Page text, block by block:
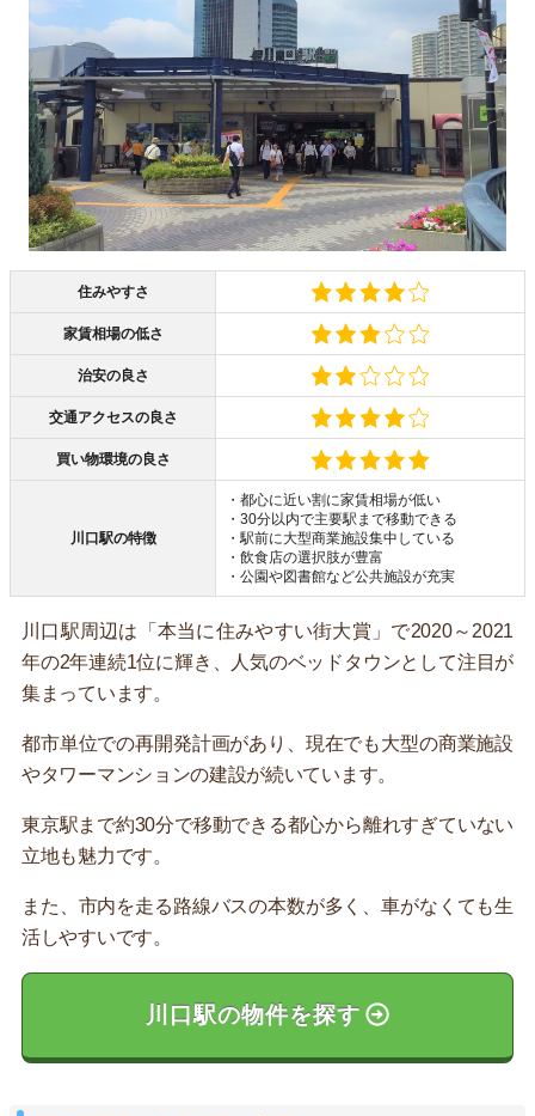
住みやすさ
家賃相場の低さ
治安の良さ
交通アクセスの良さ
買い物環境の良さ
川口駅の特徴
・都心に近い割に家賃相場が低い
・30分以内で主要駅まで移動できる
・駅前に大型商業施設集中している
・飲食店の選択肢が豊富
・公園や図書館など公共施設が充実
川口駅周辺は「本当に住みやすい街大賞」で2020～2021
年の2年連続1位に輝き、人気のベッドタウンとして注目が
集まっています。
都市単位での再開発計画があり、現在でも大型の商業施設
やタワーマンションの建設が続いています。
東京駅まで約30分で移動できる都心から離れすぎていない
立地も魅力です。
また、市内を走る路線バスの本数が多く、車がなくても生
活しやすいです。
川口駅の物件を探す